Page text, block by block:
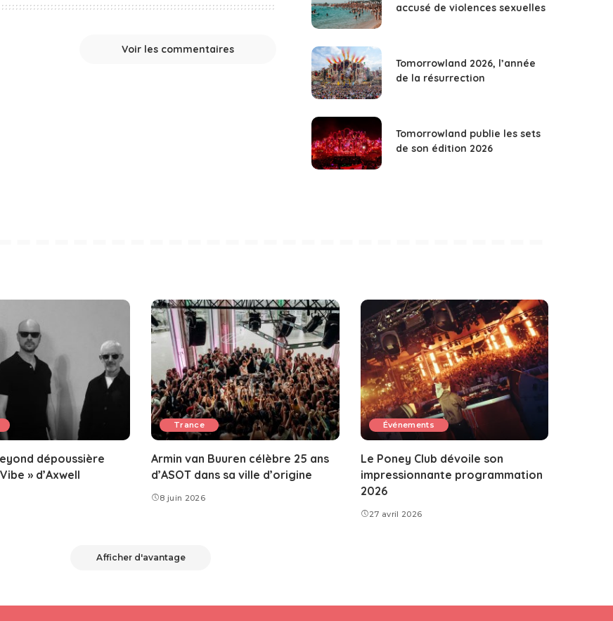
Voir les commentaires
accusé de violences sexuelles
Tomorrowland 2026, l’année
de la résurrection
Tomorrowland publie les sets
de son édition 2026
dépoussière
» d’Axwell
Trance
Armin van Buuren célèbre 25 ans
d’ASOT dans sa ville d’origine
8 juin 2026
Événements
Le Poney Club dévoile son
impressionnante programmation
2026
27 avril 2026
Afficher d'avantage